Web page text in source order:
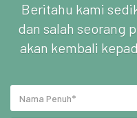
Beritahu kami
dan salah seorang
akan kembali